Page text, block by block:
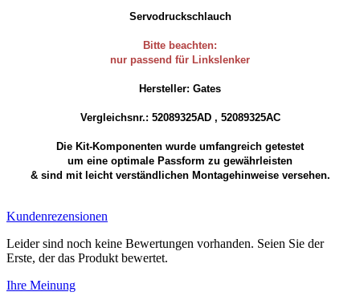
Servodruckschlauch
Bitte beachten:
nur passend für Linkslenker
Hersteller: Gates
Vergleichsnr.: 52089325AD , 52089325AC
Die Kit-Komponenten wurde umfangreich getestet
um eine optimale Passform zu gewährleisten
& sind mit leicht verständlichen Montagehinweise versehen.
Kundenrezensionen
Leider sind noch keine Bewertungen vorhanden. Seien Sie der
Erste, der das Produkt bewertet.
Ihre Meinung